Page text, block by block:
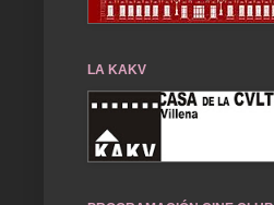
LA KAKV